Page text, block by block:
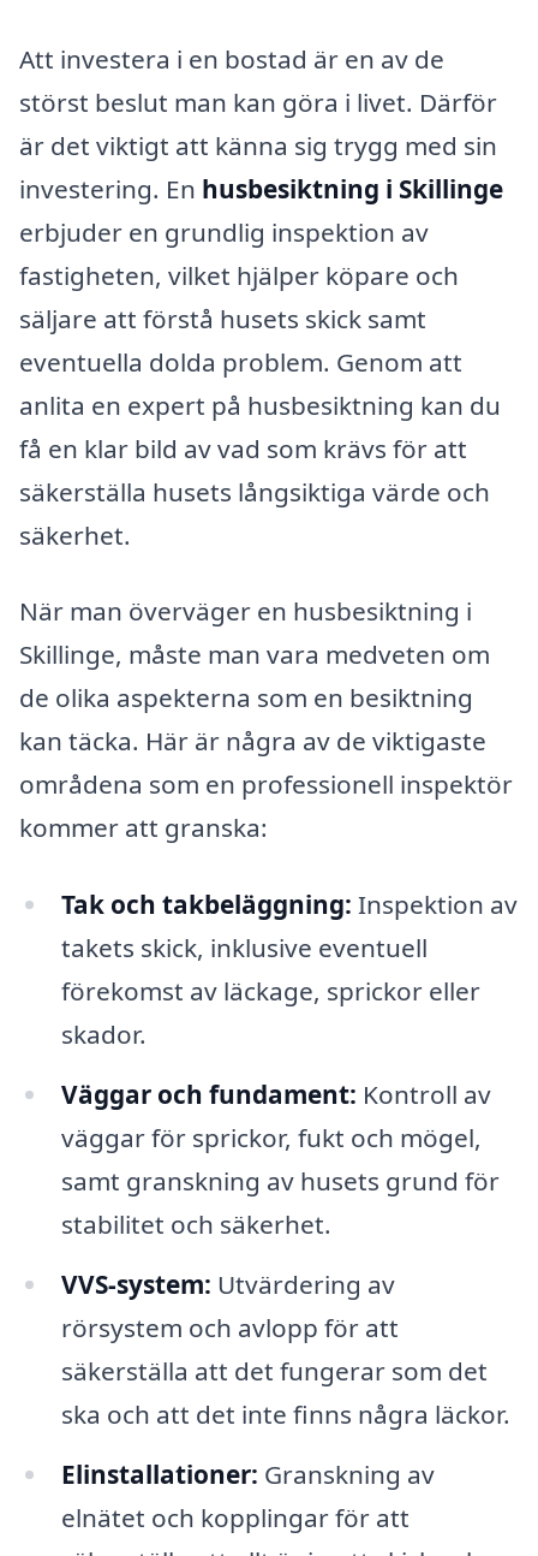
Att investera i en bostad är en av de
störst beslut man kan göra i livet. Därför
är det viktigt att känna sig trygg med sin
investering. En husbesiktning i Skillinge
erbjuder en grundlig inspektion av
fastigheten, vilket hjälper köpare och
säljare att förstå husets skick samt
eventuella dolda problem. Genom att
anlita en expert på husbesiktning kan du
få en klar bild av vad som krävs för att
säkerställa husets långsiktiga värde och
säkerhet.
När man överväger en husbesiktning i
Skillinge, måste man vara medveten om
de olika aspekterna som en besiktning
kan täcka. Här är några av de viktigaste
områdena som en professionell inspektör
kommer att granska:
Tak och takbeläggning: Inspektion av
takets skick, inklusive eventuell
förekomst av läckage, sprickor eller
skador.
Väggar och fundament: Kontroll av
väggar för sprickor, fukt och mögel,
samt granskning av husets grund för
stabilitet och säkerhet.
VVS-system: Utvärdering av
rörsystem och avlopp för att
säkerställa att det fungerar som det
ska och att det inte finns några läckor.
Elinstallationer: Granskning av
elnätet och kopplingar för att